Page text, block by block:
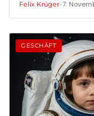
Felix Krüger•7.
GESCHÄFT